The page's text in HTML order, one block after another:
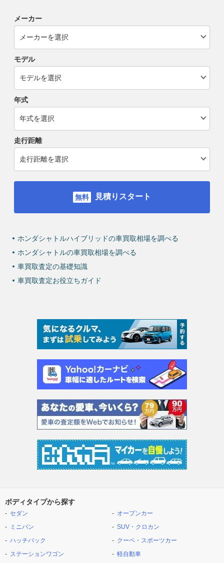
メーカー
モデル
年式
走行距離
見積りスタート
ホンダシャトルハイブリッドの車買取相場を調べる
ホンダシャトルの車買取相場を調べる
車買取査定の基礎知識
車買取査定お役立ちガイド
ボディタイプから探す
セダン
ミニバン
ハッチバック
ステーションワゴン
オープンカー
SUV・クロカン
クーペ・スポーツカー
軽自動車